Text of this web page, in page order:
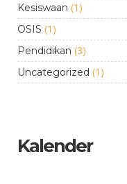
Kesiswaan (1)
OSIS (1)
Pendidikan (3)
Uncategorized (1)
Kalender